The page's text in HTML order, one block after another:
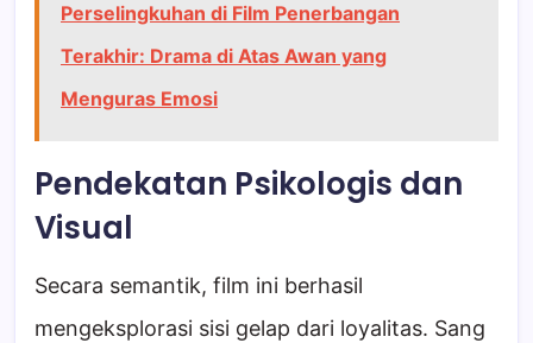
Perselingkuhan di Film Penerbangan
Terakhir: Drama di Atas Awan yang
Menguras Emosi
Pendekatan Psikologis dan
Visual
Secara semantik, film ini berhasil
mengeksplorasi sisi gelap dari loyalitas. Sang